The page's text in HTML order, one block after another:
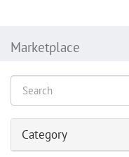
Marketplace
Category